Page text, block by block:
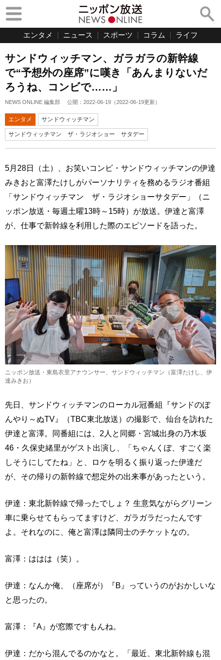
エンタメ ニュース スポーツ コラム ライフ
サンドウィッチマン、ガラガラの新幹線
で“予想外の座席”に嘆き「あんまりないだ
ろうね、コンビで……」
NEWS ONLINE 編集部 公開： 2022-06-19 （2022-06-19更新）
エンタメ サンドウィッチマン
サンドウィッチマン ザ・ラジオショー サタデー
5月28日（土）、お笑いコンビ・サンドウィッチマンの伊達
みきおと富澤たけしがパーソナリティを務めるラジオ番組
「サンドウィッチマン ザ・ラジオショーサタデー」（ニ
ッポン放送・毎週土曜13時～15時）が放送。伊達と富澤
が、仕事で新幹線を利用した際のエピソードを語った。
ニッポン放送・東島衣里アナウンサー、サンドウィッチマン（富澤たけし、伊
達みきお）
先日、サンドウィッチマンのローカル冠番組『サンドのぼ
んやり～ぬTV』（TBC東北放送）の撮影で、仙台を訪れた
伊達と富澤。同番組には、2人と同郷・宮城出身の乃木坂
46・久保史緒里がゲスト出演し、「ちゃんくぼ、すごく楽
しそうにしてたね」と、ロケを明るく振り返った伊達だ
が、その帰りの新幹線で想定外の出来事があったという。
伊達：東北新幹線で帰ったでしょ？ 生意気ながらグリーン
車に乗らせてもらってますけど、ガラガラだったんです
よ。それなのに、俺と富澤は隣同士のチケットなの。
富澤：ははは（笑）。
伊達：なんか俺、（座席が）『B』っていうのがおかしいな
と思ったの。
富澤：『A』が窓際ですもんね。
伊達：だから混んでるのかなと。「最近、東北新幹線も混